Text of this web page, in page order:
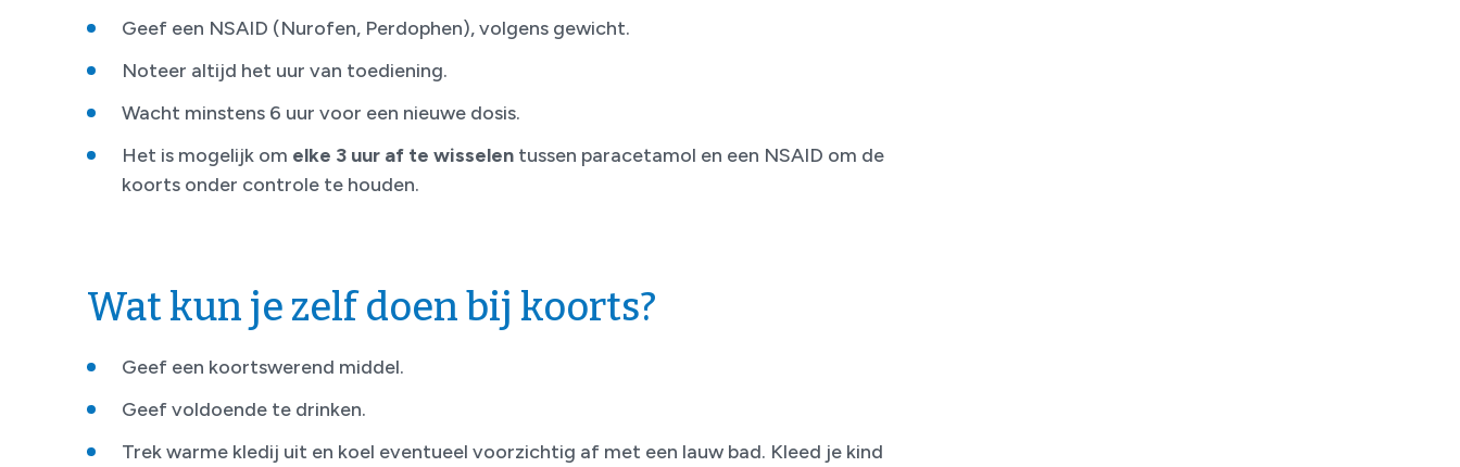
Geef een NSAID (Nurofen, Perdophen), volgens gewicht.
Noteer altijd het uur van toediening.
Wacht minstens 6 uur voor een nieuwe dosis.
Het is mogelijk om elke 3 uur af te wisselen tussen paracetamol en een NSAID om de
koorts onder controle te houden.
Wat kun je zelf doen bij koorts?
Geef een koortswerend middel.
Geef voldoende te drinken.
Trek warme kledij uit en koel eventueel voorzichtig af met een lauw bad. Kleed je kind